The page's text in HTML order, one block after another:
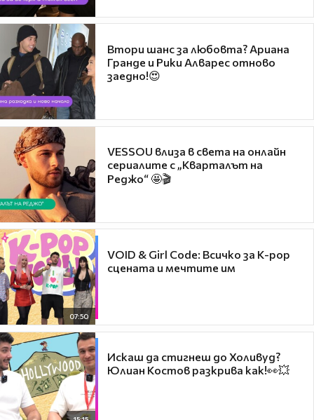
Втори шанс за любовта? Ариана
Гранде и Рики Алварес отново
заедно!😍
VESSOU влиза в света на онлайн
сериалите с „Кварталът на
Реджо“ 🤩🎬
07:50
VOID & Girl Code: Всичко за K-pop
сцената и мечтите им
Искаш да стигнеш до Холивуд?
Юлиан Костов разкрива как!👀💥